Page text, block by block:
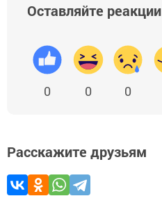
Оставляйте реакции
0 0 0
Расскажите друзьям